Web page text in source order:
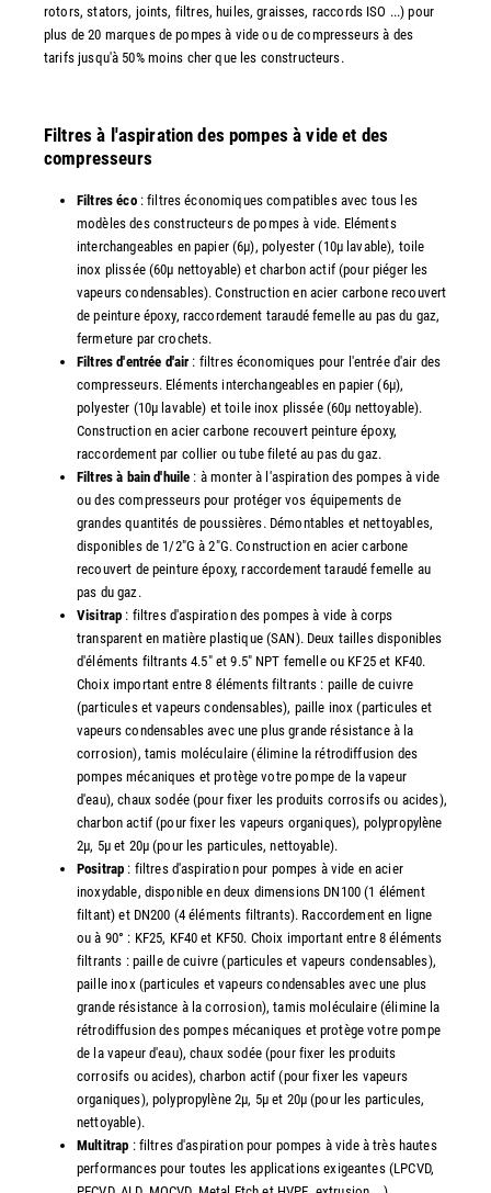
rotors, stators, joints, filtres, huiles, graisses, raccords ISO ...) pour
plus de 20 marques de pompes à vide ou de compresseurs à des
tarifs jusqu'à 50% moins cher que les constructeurs.
Filtres à l'aspiration des pompes à vide et des
compresseurs
Filtres éco: filtres économiques compatibles avec tous les
modèles des constructeurs de pompes à vide. Eléments
interchangeables en papier (6µ), polyester (10µ lavable), toile
inox plissée (60µ nettoyable) et charbon actif (pour piéger les
vapeurs condensables). Construction en acier carbone recouvert
de peinture époxy, raccordement taraudé femelle au pas du gaz,
fermeture par crochets.
Filtres d'entrée d'air : filtres économiques pour l'entrée d'air des
compresseurs. Eléments interchangeables en papier (6µ),
polyester (10µ lavable) et toile inox plissée (60µ nettoyable).
Construction en acier carbone recouvert peinture époxy,
raccordement par collier ou tube fileté au pas du gaz.
Filtres à bain d'huile : à monter à l'aspiration des pompes à vide
ou des compresseurs pour protéger vos équipements de
grandes quantités de poussières. Démontables et nettoyables,
disponibles de 1/2"G à 2"G. Construction en acier carbone
recouvert de peinture époxy, raccordement taraudé femelle au
pas du gaz.
Visitrap : filtres d'aspiration des pompes à vide à corps
transparent en matière plastique (SAN). Deux tailles disponibles
d'éléments filtrants 4.5" et 9.5" NPT femelle ou KF25 et KF40.
Choix important entre 8 éléments filtrants : paille de cuivre
(particules et vapeurs condensables), paille inox (particules et
vapeurs condensables avec une plus grande résistance à la
corrosion), tamis moléculaire (élimine la rétrodiffusion des
pompes mécaniques et protège votre pompe de la vapeur
d'eau), chaux sodée (pour fixer les produits corrosifs ou acides),
charbon actif (pour fixer les vapeurs organiques), polypropylène
2µ, 5µ et 20µ (pour les particules, nettoyable).
Positrap : filtres d'aspiration pour pompes à vide en acier
inoxydable, disponible en deux dimensions DN100 (1 élément
filtant) et DN200 (4 éléments filtrants). Raccordement en ligne
ou à 90° : KF25, KF40 et KF50. Choix important entre 8 éléments
filtrants : paille de cuivre (particules et vapeurs condensables),
paille inox (particules et vapeurs condensables avec une plus
grande résistance à la corrosion), tamis moléculaire (élimine la
rétrodiffusion des pompes mécaniques et protège votre pompe
de la vapeur d'eau), chaux sodée (pour fixer les produits
corrosifs ou acides), charbon actif (pour fixer les vapeurs
organiques), polypropylène 2µ, 5µ et 20µ (pour les particules,
nettoyable).
Multitrap : filtres d'aspiration pour pompes à vide à très hautes
performances pour toutes les applications exigeantes (LPCVD,